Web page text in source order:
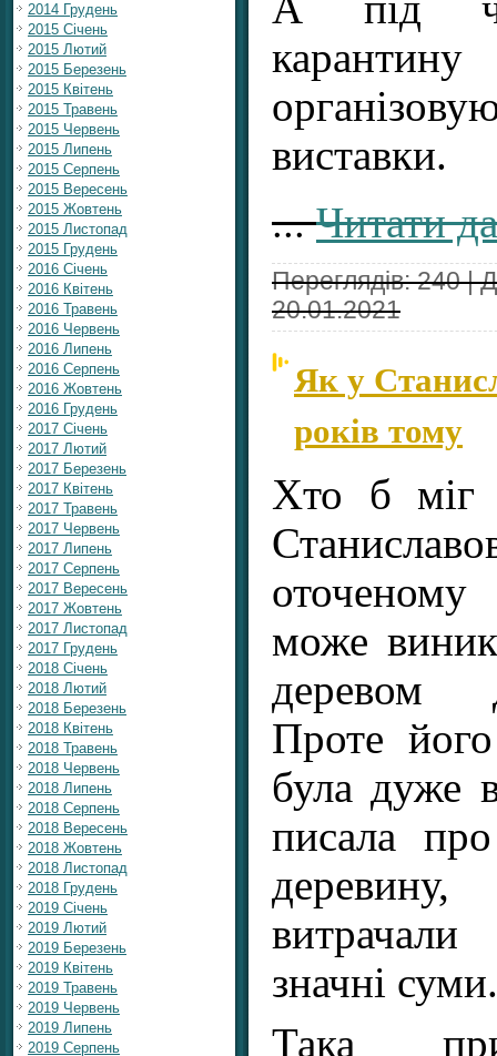
2014 Грудень
2015 Січень
2015 Лютий
2015 Березень
2015 Квітень
2015 Травень
2015 Червень
2015 Липень
2015 Серпень
2015 Вересень
2015 Жовтень
2015 Листопад
2015 Грудень
2016 Січень
2016 Квітень
2016 Травень
2016 Червень
2016 Липень
2016 Серпень
2016 Жовтень
2016 Грудень
2017 Січень
2017 Лютий
2017 Березень
2017 Квітень
2017 Травень
2017 Червень
2017 Липень
2017 Серпень
2017 Вересень
2017 Жовтень
2017 Листопад
2017 Грудень
2018 Січень
2018 Лютий
2018 Березень
2018 Квітень
2018 Травень
2018 Червень
2018 Липень
2018 Серпень
2018 Вересень
2018 Жовтень
2018 Листопад
2018 Грудень
2019 Січень
2019 Лютий
2019 Березень
2019 Квітень
2019 Травень
2019 Червень
2019 Липень
2019 Серпень
виставки.
...Читати
Переглядів: 240 |
20.01.2021
Як у
років тому
Хто б міг
оточеному
може
деревом
Проте
була дуже
писала
значні суми.
Така